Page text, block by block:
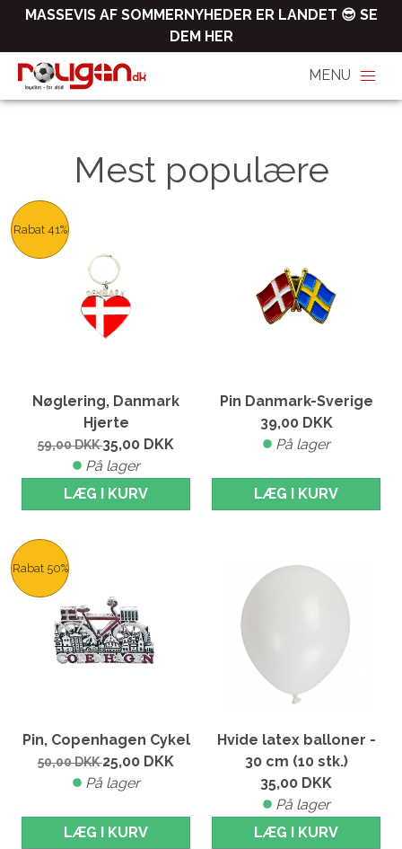
MASSEVIS AF SOMMERNYHEDER ER LANDET 😎 SE
DEM HER
Mest populære
Rabat 41%
Nøglering, Danmark
Hjerte
59,00DKK 35,00 DKK
På lager
LÆG I KURV
Pin Danmark-Sverige
39,00 DKK
På lager
LÆG I KURV
Rabat 50%
Pin, Copenhagen Cykel
50,00DKK 25,00 DKK
På lager
LÆG I KURV
Hvide latex balloner -
30 cm (10 stk.)
35,00 DKK
På lager
LÆG I KURV